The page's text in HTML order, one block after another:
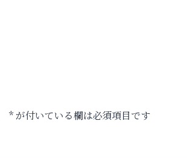
*が付いている欄は必須項目です